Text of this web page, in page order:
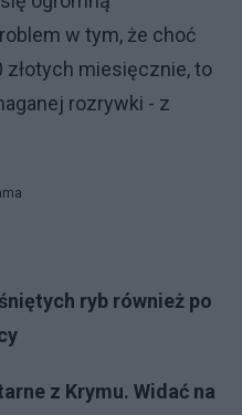
w tym, że choć
złotych miesięcznie, to
rozrywki - z
ryb również po
z Krymu. Widać na